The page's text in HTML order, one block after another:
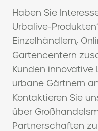
Haben Sie
Urbalive-
Einzelhändlern,
Gartencentern
Kunden innovative
urbane Gärtnern
Kontaktieren Sie
über
Partnerschaften zu